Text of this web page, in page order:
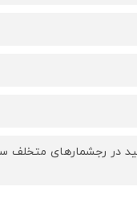
در رجشمارهای متخلف